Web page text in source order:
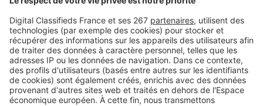
Décoration intérieure (485 articles)
Image
Aménagement extérieur
Carport solaire : est-ce vraiment
un investissement rentable pour
votre maison ?